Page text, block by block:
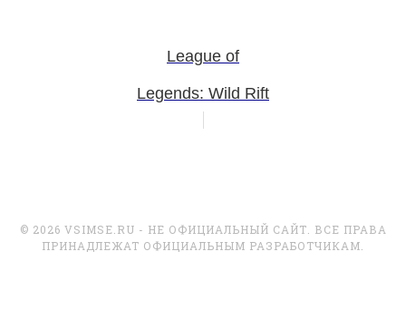
League of
Legends: Wild Rift
© 2026 VSIMSE.RU - НЕ ОФИЦИАЛЬНЫЙ САЙТ. ВСЕ ПРАВА
ПРИНАДЛЕЖАТ ОФИЦИАЛЬНЫМ РАЗРАБОТЧИКАМ.